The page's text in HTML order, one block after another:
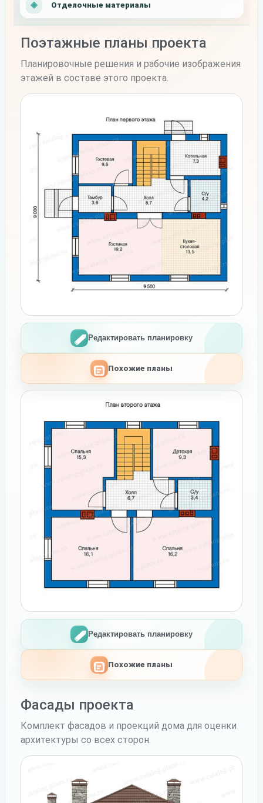
Отделочные материалы
Поэтажные планы проекта
Планировочные решения и рабочие изображения
этажей в составе этого проекта.
Редактировать планировку
Похожие планы
Редактировать планировку
Похожие планы
Фасады проекта
Комплект фасадов и проекций дома для оценки
архитектуры со всех сторон.